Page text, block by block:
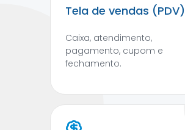
Tela de vendas (PDV)
Caixa, atendimento,
pagamento, cupom e
fechamento.